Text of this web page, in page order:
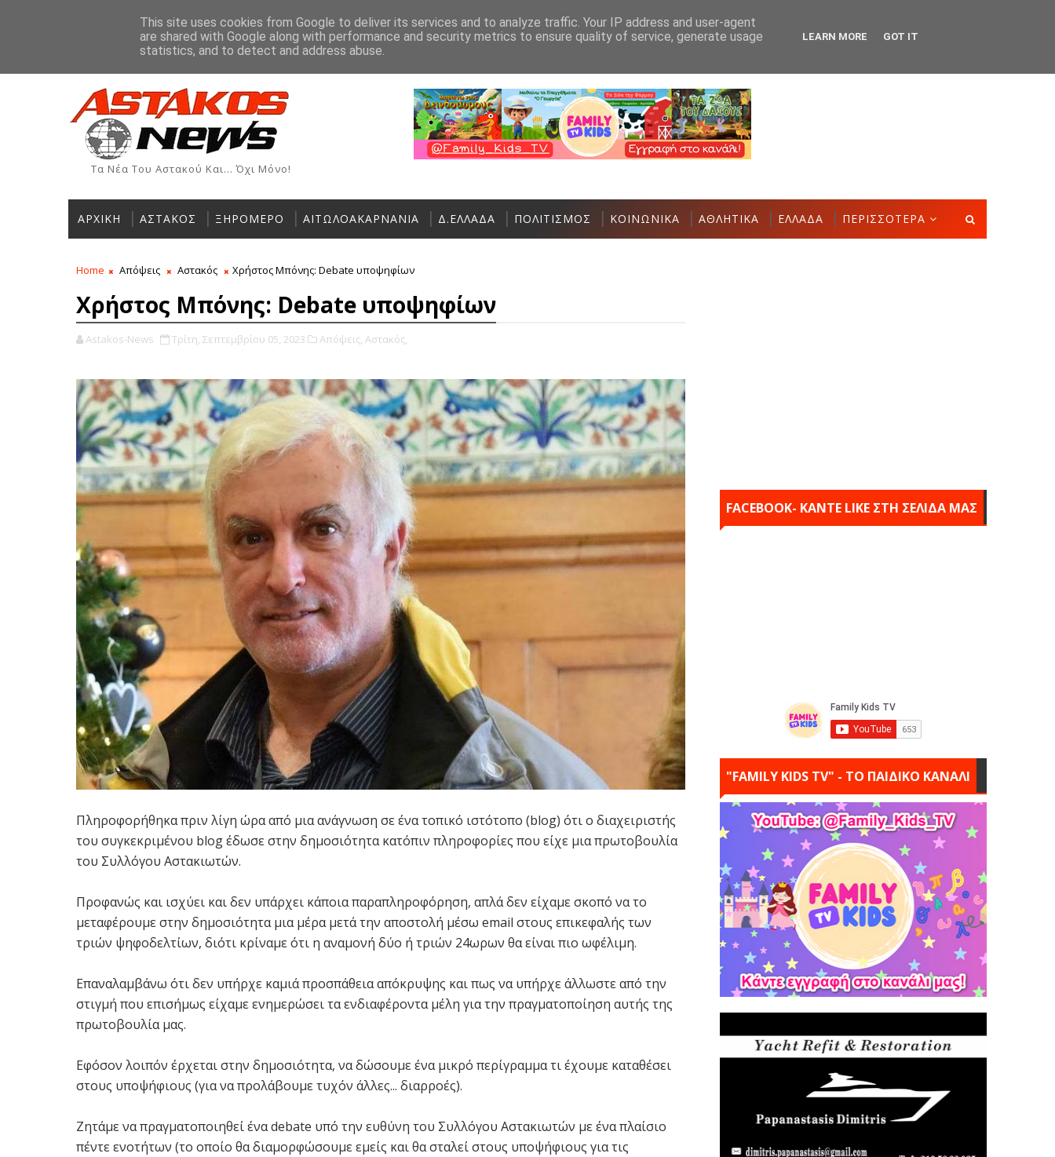
Ιστορία Χρήσιμα Τηλέφωνα Αγγελίες Ανακοίνωση Επικοινωνία
ΡΟΗ ΕΙΔΗΣΕΩΝ Ο Σύλλογος Γυναικών Αστακού σας καλεί στην Έκθεση Τοπικών Προϊόντων και Δημιουργιών
Τα Νέα Του Αστακού Και... Όχι Μόνο!
ΑΡΧΙΚΗ ΑΣΤΑΚΟΣ ΞΗΡΟΜΕΡΟ ΑΙΤΩΛΟΑΚΑΡΝΑΝΙΑ Δ.ΕΛΛΑΔΑ ΠΟΛΙΤΙΣΜΟΣ ΚΟΙΝΩΝΙΚΑ ΑΘΛΗΤΙΚΑ ΕΛΛΑΔΑ ΠΕΡΙΣΣΟΤΕΡΑ
Home Απόψεις Αστακός Χρήστος Μπόνης: Debate υποψηφίων
Χρήστος Μπόνης: Debate υποψηφίων
Astakos-News Τρίτη, Σεπτεμβρίου 05, 2023 Απόψεις, Αστακός,
Πληροφορήθηκα πριν λίγη ώρα από μια ανάγνωση σε ένα τοπικό ιστότοπο (blog) ότι ο διαχειριστής
του συγκεκριμένου blog έδωσε στην δημοσιότητα κατόπιν πληροφορίες που είχε μια πρωτοβουλία
του Συλλόγου Αστακιωτών.
Προφανώς και ισχύει και δεν υπάρχει κάποια παραπληροφόρηση, απλά δεν είχαμε σκοπό να το
μεταφέρουμε στην δημοσιότητα μια μέρα μετά την αποστολή μέσω email στους επικεφαλής των
τριών ψηφοδελτίων, διότι κρίναμε ότι η αναμονή δύο ή τριών 24ωρων θα είναι πιο ωφέλιμη.
Επαναλαμβάνω ότι δεν υπήρχε καμιά προσπάθεια απόκρυψης και πως να υπήρχε άλλωστε από την
στιγμή που επισήμως είχαμε ενημερώσει τα ενδιαφέροντα μέλη για την πραγματοποίηση αυτής της
πρωτοβουλία μας.
Εφόσον λοιπόν έρχεται στην δημοσιότητα, να δώσουμε ένα μικρό περίγραμμα τι έχουμε καταθέσει
στους υποψήφιους (για να προλάβουμε τυχόν άλλες... διαρροές).
Ζητάμε να πραγματοποιηθεί ένα debate υπό την ευθύνη του Συλλόγου Αστακιωτών με ένα πλαίσιο
πέντε ενοτήτων (το οποίο θα διαμορφώσουμε εμείς και θα σταλεί στους υποψήφιους για τις
FACEBOOK- KANTE LIKE ΣΤΗ ΣΕΛΙΔΑ ΜΑΣ
"FAMILY KIDS TV" - ΤΟ ΠΑΙΔΙΚΟ ΚΑΝΑΛΙ
This site uses cookies from Google to deliver its services and to analyze traffic. Your IP address and user-agent
are shared with Google along with performance and security metrics to ensure quality of service, generate usage
statistics, and to detect and address abuse.
LEARN MORE GOT IT